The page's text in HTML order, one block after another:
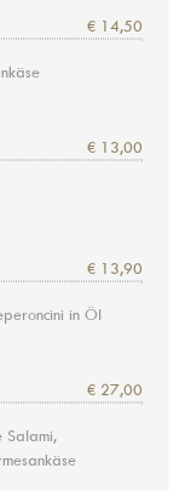
€ 14,50
€ 13,00
€ 13,90
in Öl
€ 27,00
Salami,